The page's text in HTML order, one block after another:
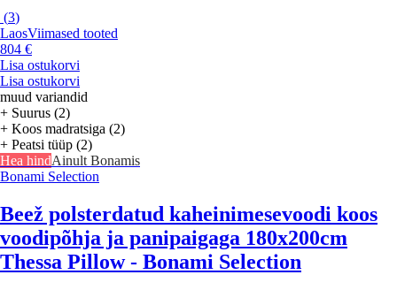
(3)
LaosViimased tooted
804 €
Lisa ostukorvi
Lisa ostukorvi
muud variandid
+ Suurus (2)
+ Koos madratsiga (2)
+ Peatsi tüüp (2)
Hea hindAinult Bonamis
Bonami Selection
Beež polsterdatud kaheinimesevoodi koos
voodipõhja ja panipaigaga 180x200cm
Thessa Pillow - Bonami Selection